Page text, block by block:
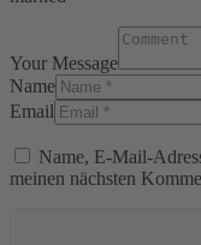
Your Message
Name
Email
Name, E-Mail-
meinen nächsten